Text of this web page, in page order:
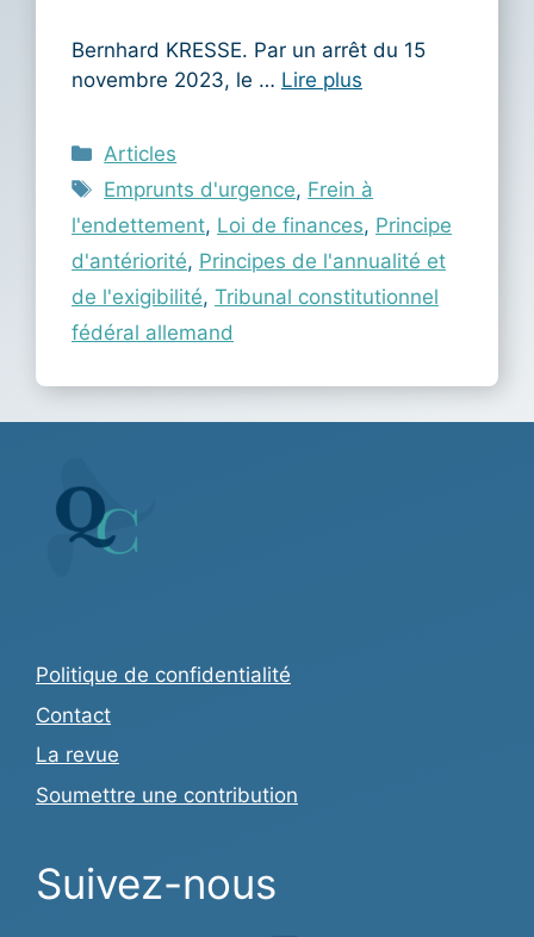
Bernhard KRESSE. Par un arrêt du 15
novembre 2023, le … Lire plus
Catégories
Articles
Étiquettes
Emprunts d'urgence, Frein à
l'endettement, Loi de finances, Principe
d'antériorité, Principes de l'annualité et
de l'exigibilité, Tribunal constitutionnel
fédéral allemand
Politique de confidentialité
Contact
La revue
Soumettre une contribution
Suivez-nous